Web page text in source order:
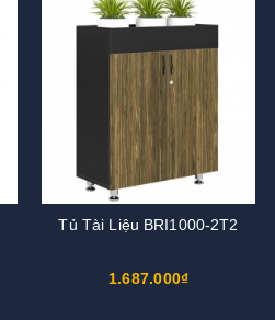
Tủ Tài Liệu BRI1000-2T2
1.687.000₫